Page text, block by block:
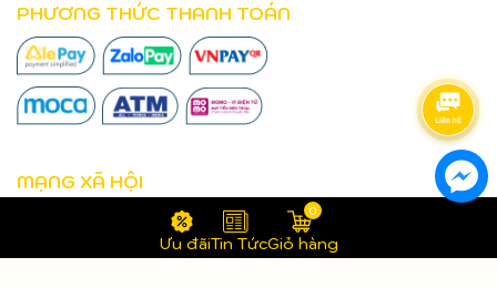
Ưu đãiTin TứcGiỏ hàng
0
PHƯƠNG THỨC THANH TOÁN
MẠNG XÃ HỘI